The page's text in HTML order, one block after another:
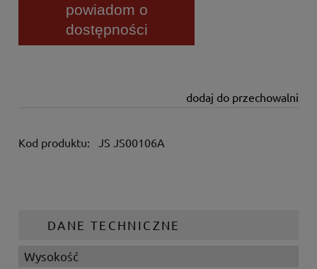
powiadom o
dostępności
dodaj do przechowalni
Kod produktu: JS JS00106A
DANE TECHNICZNE
Wysokość